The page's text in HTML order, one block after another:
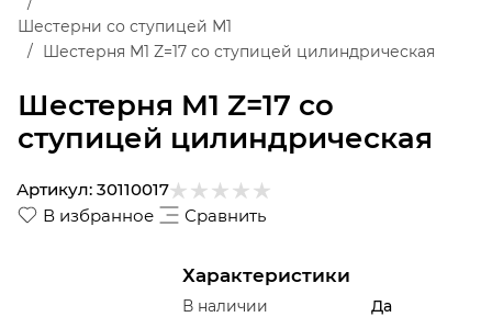
Шестерня M1 Z=17 со
ступицей цилиндрическая
Шестерни со ступицей М1
Шестерня M1 Z=17 со ступицей цилиндрическая
В избранное Сравнить
Артикул: 30110017
Характеристики
В наличии
Да